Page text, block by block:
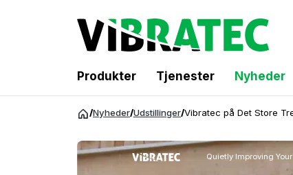
Produkter Tjenester Nyheder
/Nyheder/Udstillinger/Vibratec på Det Store
Quietly Improving